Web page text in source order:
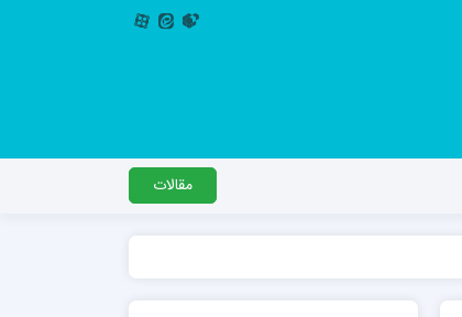
مدرسه اباصالح المهدی عج
مقالات